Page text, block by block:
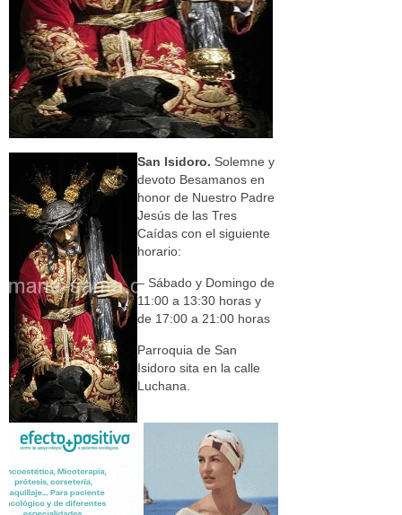
San Isidoro. Solemne y
devoto Besamanos en
honor de Nuestro Padre
Jesús de las Tres
Caídas con el siguiente
horario:
– Sábado y Domingo de
11:00 a 13:30 horas y
de 17:00 a 21:00 horas
Parroquia de San
Isidoro sita en la calle
Luchana.